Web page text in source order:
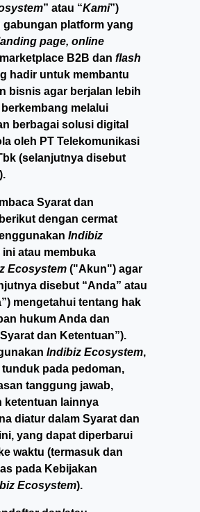
” atau “Kami”)
gabungan platform yang
page, online
marketplace B2B dan flash
hadir untuk membantu
bisnis agar berjalan lebih
melalui
berbagai solusi digital
oleh PT Telekomunikasi
(selanjutnya disebut
Syarat dan
dengan cermat
Indibiz
ini atau membuka
Ecosystem ("Akun") agar
disebut “Anda” atau
mengetahui tentang hak
hukum Anda dan
dan Ketentuan”).
Indibiz Ecosystem,
pada pedoman,
tanggung jawab,
ketentuan lainnya
diatur dalam Syarat dan
yang dapat diperbarui
waktu (termasuk dan
pada Kebijakan
Ecosystem).